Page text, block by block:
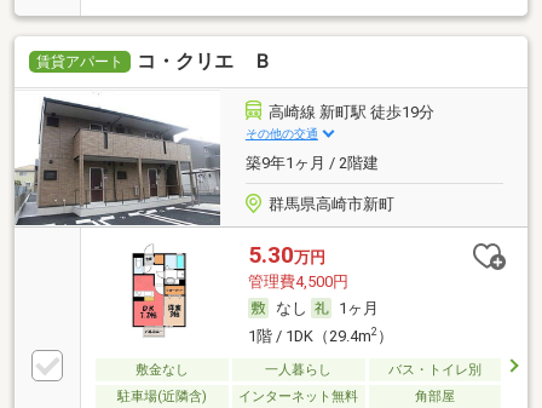
賃貸アパート コ・クリエ Ｂ
高崎線 新町駅 徒歩19分
その他の交通
築9年1ヶ月 / 2階建
群馬県高崎市新町
5.30万円
管理費4,500円
なし
1ヶ月
1階 / 1DK（29.4m2）
敷金なし 一人暮らし
バス・トイレ別
駐車場(近隣含)
インターネット無料 角部屋